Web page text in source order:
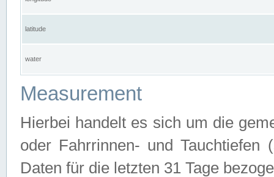
latitude
water
Measurement
Hierbei handelt es sich um die
oder Fahrrinnen- und Tauchtiefen
Daten für die letzten 31 Tage